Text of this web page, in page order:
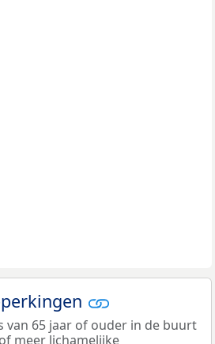
van 65 jaar of ouder in de buurt
meer lichamelijke